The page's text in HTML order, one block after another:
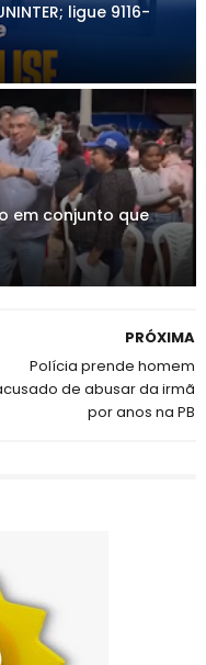
ligue 9116-
em conjunto que
PRÓXIMA
Polícia prende homem
de abusar da irmã
por anos na PB